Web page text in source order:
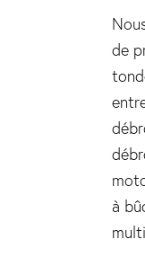
de
à